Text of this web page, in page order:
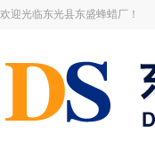
欢迎光临东光县东盛蜂蜡厂！